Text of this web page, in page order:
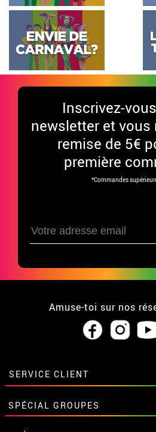
Inscrivez-
newsletter et vous
remise de 5€
première
*Commandes
Amuse-toi sur nos
SERVICE CLIENT
• Qui sommes-nous?
• CGV
SPÉCIAL GROUPES